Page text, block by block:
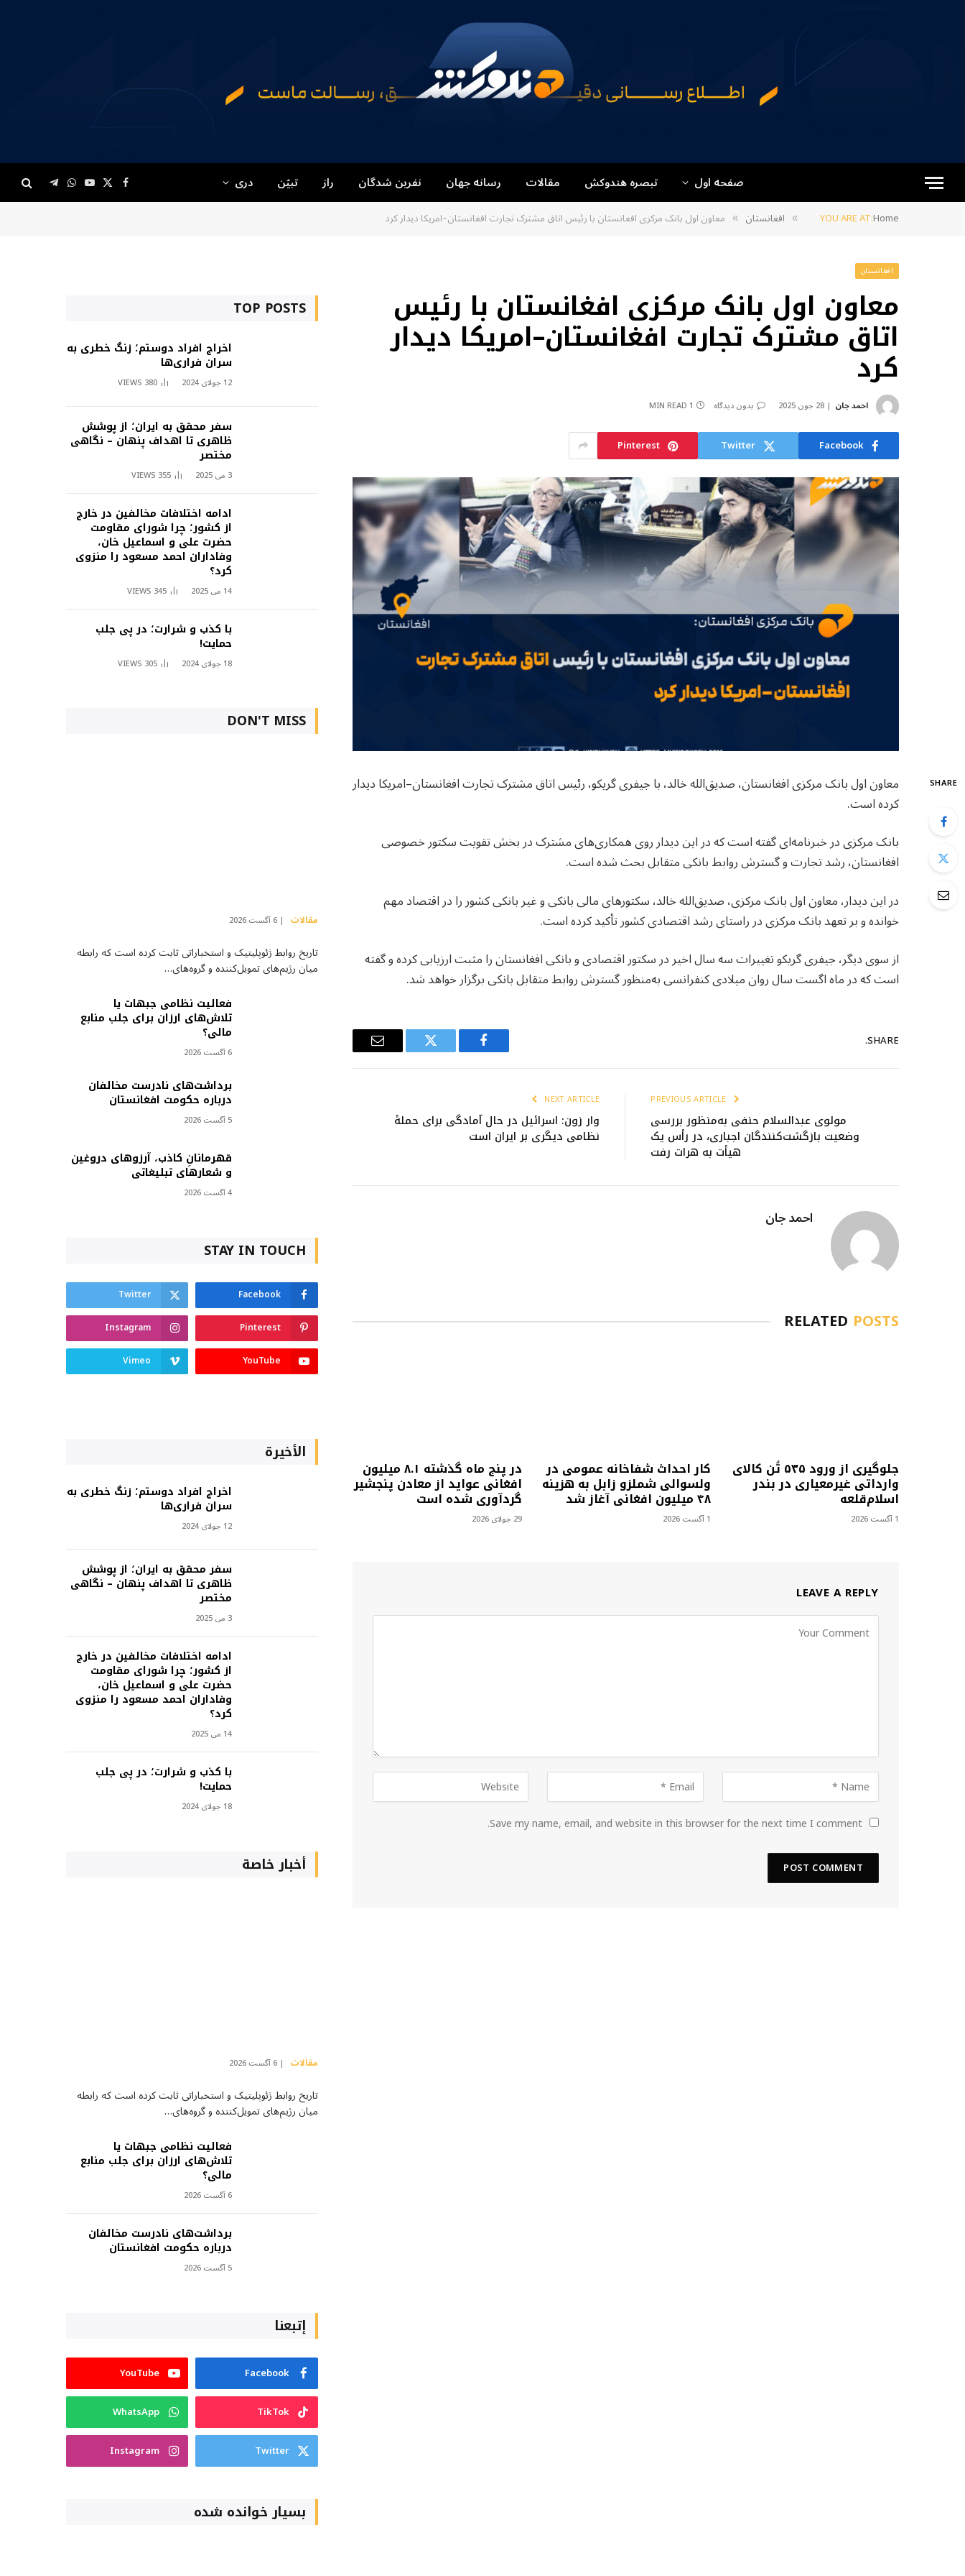
صفحه اول تبصره هندوکش مقالات رسانه جهان نفرین شدگان راز تبیّن دری Facebook
X
(Twitter)
YouTube
WhatsApp
Telegram
YOU ARE AT:Home
» افغانستان » معاون اول بانک مرکزی افغانستان با رئیس اتاق مشترک تجارت افغانستان–امریکا دیدار کرد
افغانستان
معاون اول بانک مرکزی افغانستان با رئیس
اتاق مشترک تجارت افغانستان–امریکا دیدار
کرد
احمد جان 28 جون 2025 بدون دیدگاه 1 MIN READ
Facebook
Twitter
Pinterest
SHARE
معاون اول بانک مرکزی افغانستان، صدیق‌الله خالد، با جیفری گریکو، رئیس اتاق مشترک تجارت افغانستان–امریکا دیدار
کرده است.
بانک مرکزی در خبرنامه‌ای گفته است که در این دیدار روی همکاری‌های مشترک در بخش تقویت سکتور خصوصی
افغانستان، رشد تجارت و گسترش روابط بانکی متقابل بحث شده است.
در این دیدار، معاون اول بانک مرکزی، صدیق‌الله خالد، سکتورهای مالی بانکی و غیر بانکی کشور را در اقتصاد مهم
خوانده و بر تعهد بانک مرکزی در راستای رشد اقتصادی کشور تأکید کرده است.
از سوی دیگر، جیفری گریکو تغییرات سه سال اخیر در سکتور اقتصادی و بانکی افغانستان را مثبت ارزیابی کرده و گفته
است که در ماه اگست سال روان میلادی کنفرانسی به‌منظور گسترش روابط متقابل بانکی برگزار خواهد شد.
SHARE.
Facebook
Twitter
Email
مولوی عبدالسلام حنفی به‌منظور بررسی
وضعیت بازگشت‌کنندگان اجباری، در رأس یک
هیأت به هرات رفت
NEXT ARTICLE
وار زون: اسرائیل در حال آمادگی برای حملهٔ
نظامی دیگری بر ایران است
احمد جان
RELATED POSTS
جلوگیری از ورود ۵۳۵ تُن کالای
وارداتی غیرمعیاری در بندر
اسلام‌قلعه
1 آگست 2026
کار احداث شفاخانه عمومی در
ولسوالی شملزو زابل به هزینه
۴۸ میلیون افغانی آغاز شد
1 آگست 2026
در پنج ماه گذشته ۸.۱ میلیون
افغانی عواید از معادن پنجشیر
گردآوری شده است
29 جولای 2026
LEAVE A REPLY
Save my name, email, and website in this browser for the next time I comment.
TOP POSTS
اخراج افراد دوستم؛ زنگ خطری به
سران فراری‌ها
12 جولای 2024 380
VIEWS
سفر محقق به ایران؛ از پوشش
ظاهری تا اهداف پنهان – نگاهی
مختصر
3 می 2025 355
VIEWS
ادامه اختلافات مخالفین در خارج
از کشور؛ چرا شورای مقاومت
حضرت علی و اسماعیل خان،
وفاداران احمد مسعود را منزوی
کرد؟
14 می 2025 345
VIEWS
با کذب و شرارت؛ در پی جلب
حمایت!
18 جولای 2024 305
VIEWS
DON'T MISS
مقالات 6 آگست 2026
تاریخ روابط ژئوپلیتیک و استخباراتی ثابت کرده است که رابطه
میان رژیم‌های تمویل‌کننده و گروه‌های…
فعالیت نظامی جبهات یا
تلاش‌های ارزان برای جلب منابع
مالی؟
6 آگست 2026
برداشت‌های نادرست مخالفان
درباره حکومت افغانستان
5 آگست 2026
قهرمانانِ کاذب، آرزوهای دروغین
و شعارهای تبلیغاتی
4 آگست 2026
STAY IN TOUCH
Facebook
Twitter
Pinterest
Instagram
YouTube
Vimeo
الأخيرة
اخراج افراد دوستم؛ زنگ خطری به
سران فراری‌ها
12 جولای 2024
سفر محقق به ایران؛ از پوشش
ظاهری تا اهداف پنهان – نگاهی
مختصر
3 می 2025
ادامه اختلافات مخالفین در خارج
از کشور؛ چرا شورای مقاومت
حضرت علی و اسماعیل خان،
وفاداران احمد مسعود را منزوی
کرد؟
14 می 2025
با کذب و شرارت؛ در پی جلب
حمایت!
18 جولای 2024
أخبار خاصة
مقالات 6 آگست 2026
تاریخ روابط ژئوپلیتیک و استخباراتی ثابت کرده است که رابطه
میان رژیم‌های تمویل‌کننده و گروه‌های…
فعالیت نظامی جبهات یا
تلاش‌های ارزان برای جلب منابع
مالی؟
6 آگست 2026
برداشت‌های نادرست مخالفان
درباره حکومت افغانستان
5 آگست 2026
إتبعنا
Facebook
YouTube
TikTok
WhatsApp
Twitter
Instagram
بسیار خوانده شده